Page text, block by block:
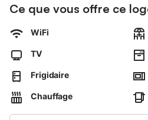
Le ménage est inclus dans la
torchons), votre lit sera préparé à
Le logement se compose de la
- Une cuisine équipée avec
four combiné, grille-pain, lave-
cafetière à dosettes Nespresso...
- Un salon avec 1 lit (140×190)
Ce que vous offre ce
WiFi
TV
Frigidaire
Chauffage